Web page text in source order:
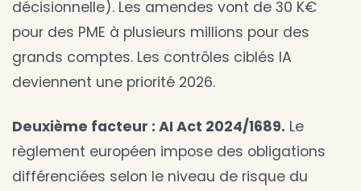
décisionnelle). Les amendes vont de 30 K€
pour des PME à plusieurs millions pour des
grands comptes. Les contrôles ciblés IA
deviennent une priorité 2026.
Deuxième facteur : AI Act 2024/1689. Le
règlement européen impose des obligations
différenciées selon le niveau de risque du